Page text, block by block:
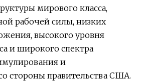
мирового класса,
рабочей силы, низких
высокого уровня
и широкого спектра
и
стороны правительства США.